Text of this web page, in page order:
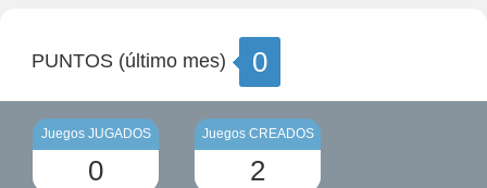
PUNTOS (último mes) 0
Juegos JUGADOS
0
Juegos CREADOS
2